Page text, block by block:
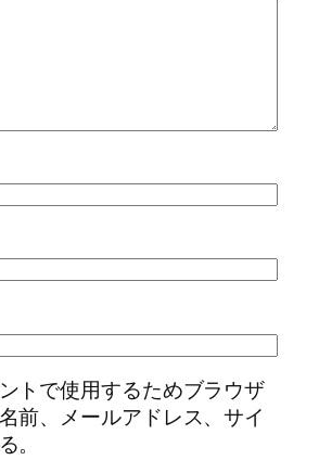
トで使用するためブラウザ
前、メールアドレス、サイ
。